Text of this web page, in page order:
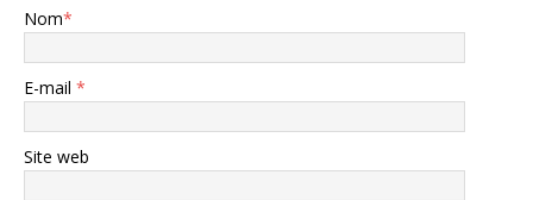
Nom*
E-mail *
Site web